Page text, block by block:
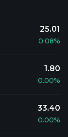
25.01
0.08%
1.80
0.00%
33.40
0.00%